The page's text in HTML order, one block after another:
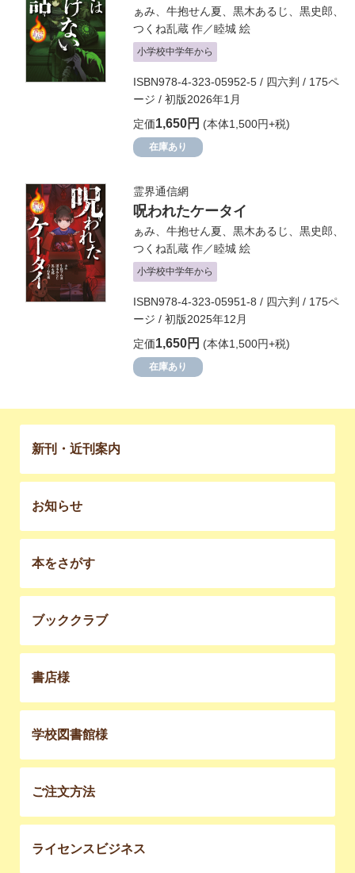
ぁみ 牛抱せん夏 黒木あるじ 黒史郎
つくね乱蔵 作／睦城 絵
小学校中学年から
ISBN978-4-323-05952-5 / 四六判 / 175ペ
ージ / 初版2026年1月
定価1,650円 (本体1,500円+税)
在庫あり
霊界通信網
呪われたケータイ
ぁみ 牛抱せん夏 黒木あるじ 黒史郎
つくね乱蔵 作／睦城 絵
小学校中学年から
ISBN978-4-323-05951-8 / 四六判 / 175ペ
ージ / 初版2025年12月
定価1,650円 (本体1,500円+税)
在庫あり
新刊・近刊案内
お知らせ
本をさがす
ブッククラブ
書店様
学校図書館様
ご注文方法
ライセンスビジネス